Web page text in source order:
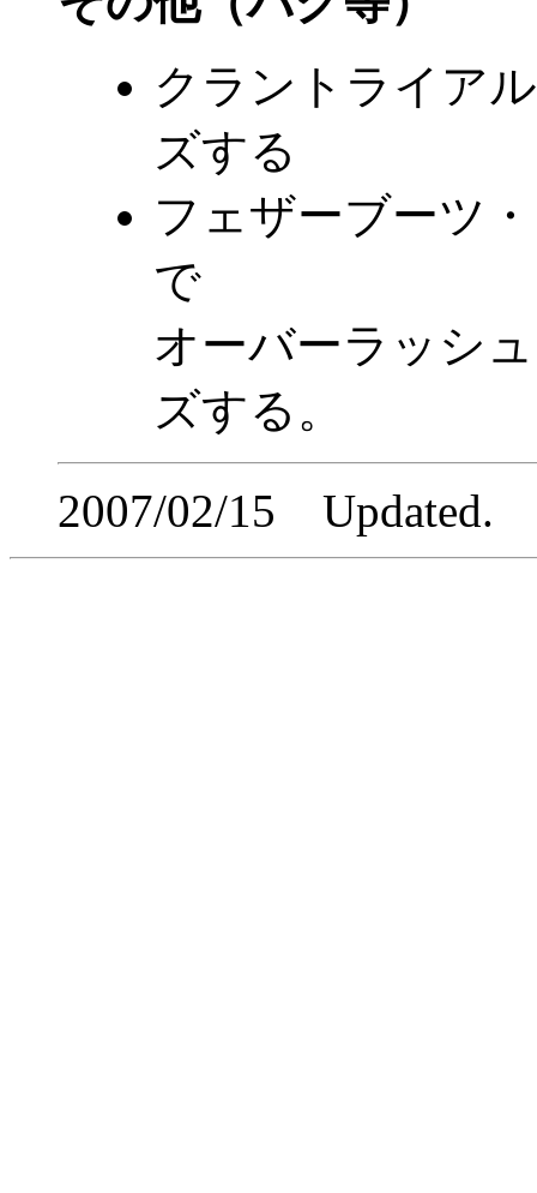
クラントライア
ズする
フェザーブーツ
で
オーバーラッシ
ズする。
2007/02/15 Updated.